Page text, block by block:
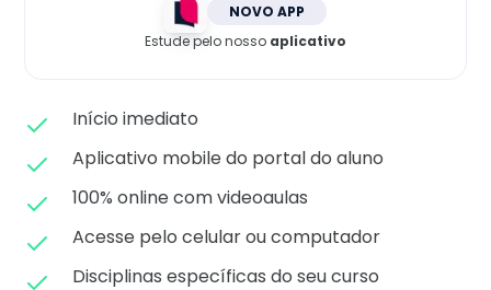
NOVO APP
Estude pelo nosso aplicativo
Início imediato
Aplicativo mobile do portal do aluno
100% online com videoaulas
Acesse pelo celular ou computador
Disciplinas específicas do seu curso